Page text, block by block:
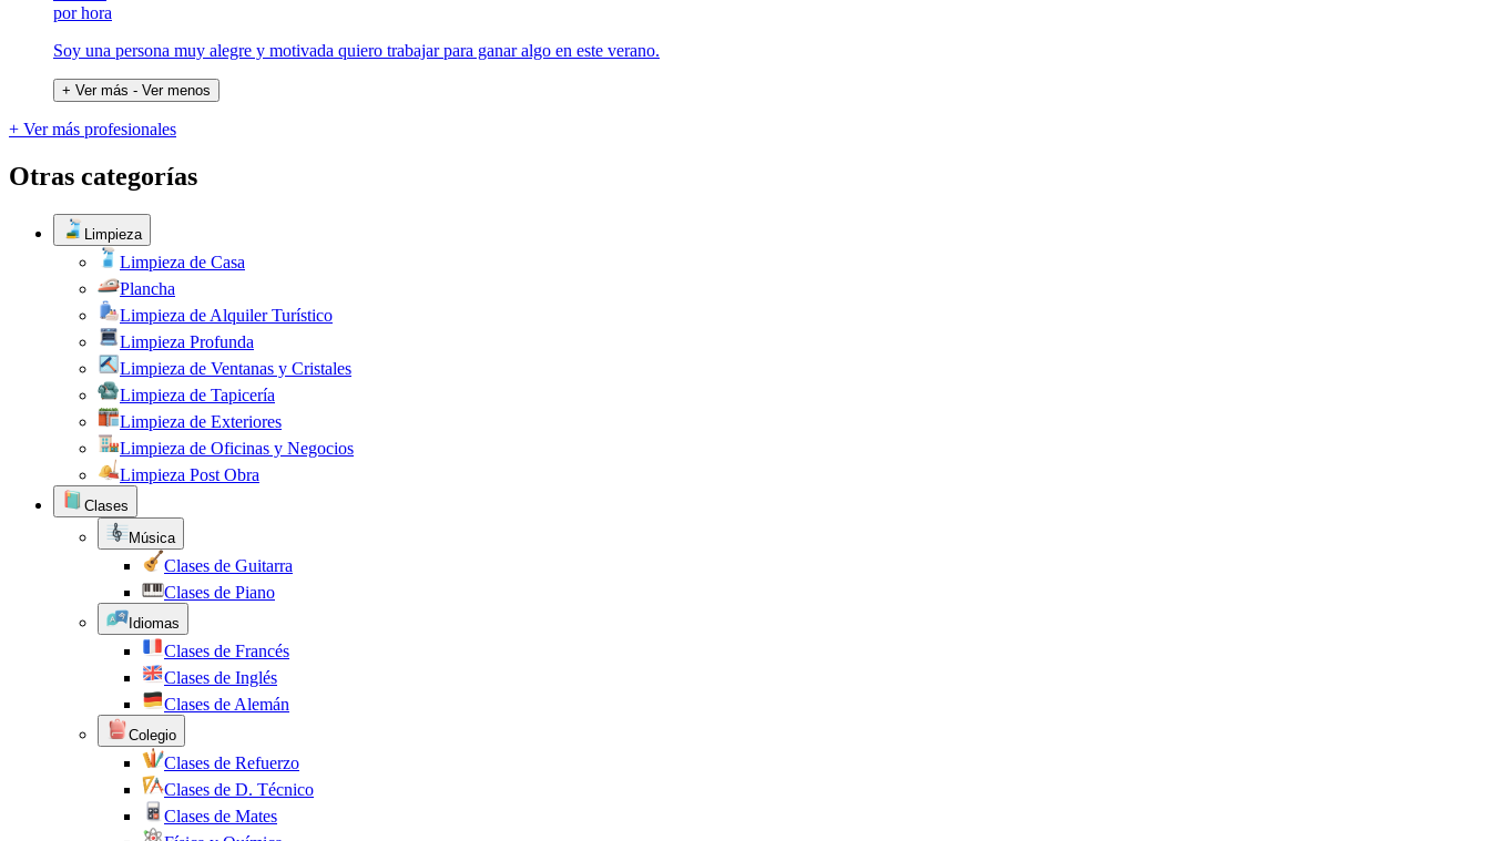
por hora
Soy una persona muy alegre y motivada quiero trabajar para ganar algo en este verano.
+ Ver más - Ver menos
+ Ver más profesionales
Otras categorías
Limpieza
Limpieza de Casa
Plancha
Limpieza de Alquiler Turístico
Limpieza Profunda
Limpieza de Ventanas y Cristales
Limpieza de Tapicería
Limpieza de Exteriores
Limpieza de Oficinas y Negocios
Limpieza Post Obra
Clases
Música
Clases de Guitarra
Clases de Piano
Idiomas
Clases de Francés
Clases de Inglés
Clases de Alemán
Colegio
Clases de Refuerzo
Clases de D. Técnico
Clases de Mates